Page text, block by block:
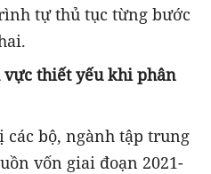
tự thủ tục từng bước
thiết yếukhi phân
các bộ, ngành tập trung
vốn giai đoạn 2021-